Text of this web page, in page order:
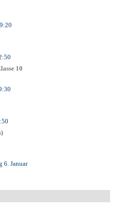
10
6. Januar